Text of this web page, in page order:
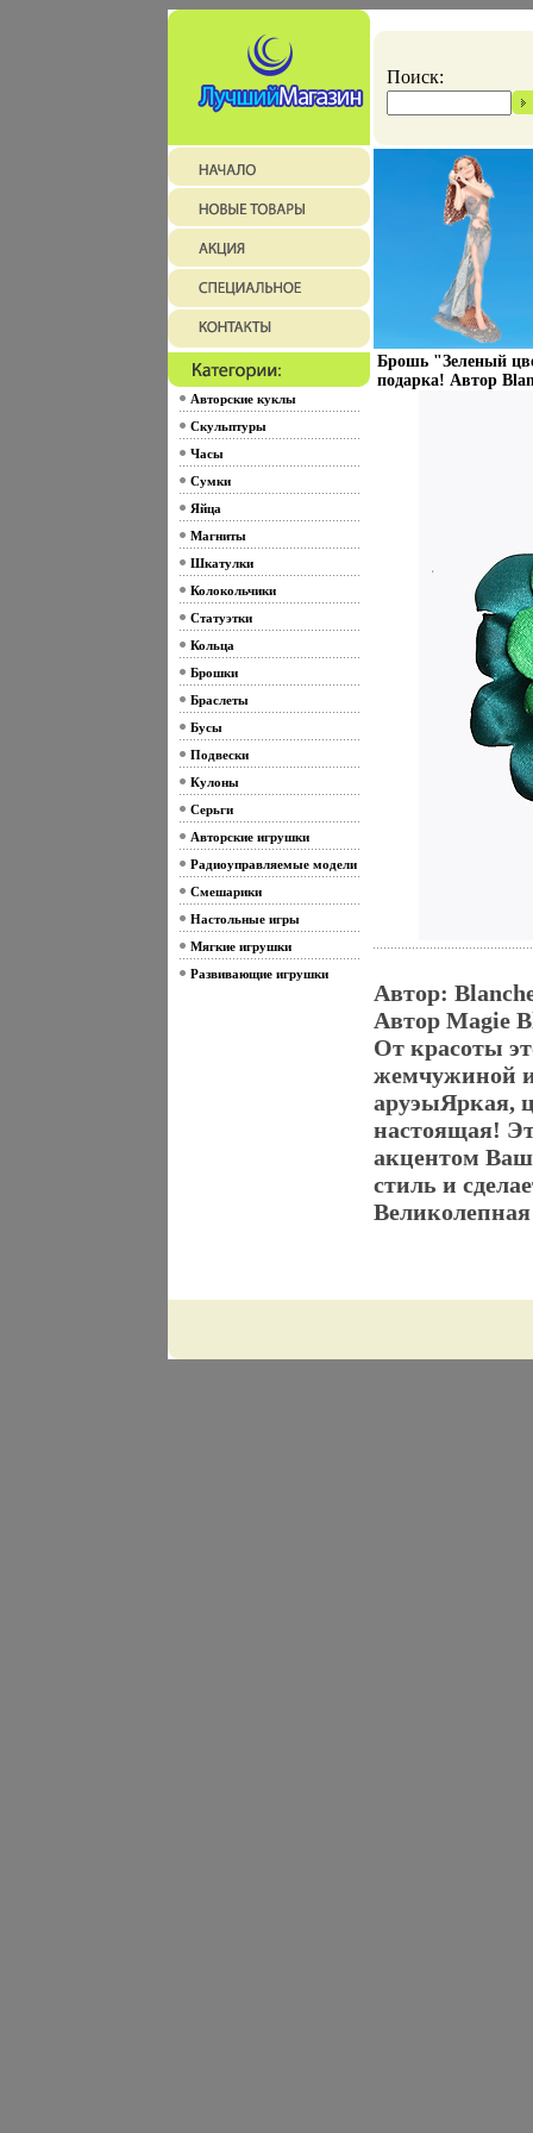
Поиск:
Авторские куклы
Скульптуры
Часы
Сумки
Яйца
Магниты
Шкатулки
Колокольчики
Статуэтки
Кольца
Брошки
Браслеты
Бусы
Подвески
Кулоны
Серьги
Авторские игрушки
Радиоуправляемые модели
Смешарики
Настольные игры
Мягкие игрушки
Развивающие игрушки
Брошь "Зеленый
подарка! Автор
Автор:
Автор Magie
От красоты
жемчужиной
аруэыЯркая,
настоящая!
акцентом
стиль и